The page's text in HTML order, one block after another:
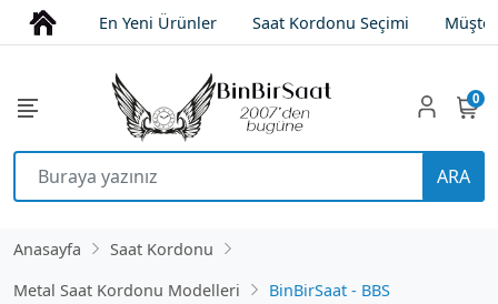
En Yeni Ürünler Saat Kordonu Seçimi
ARA
0
Anasayfa
Saat Kordonu
Metal Saat Kordonu Modelleri
BinBirSaat - BBS